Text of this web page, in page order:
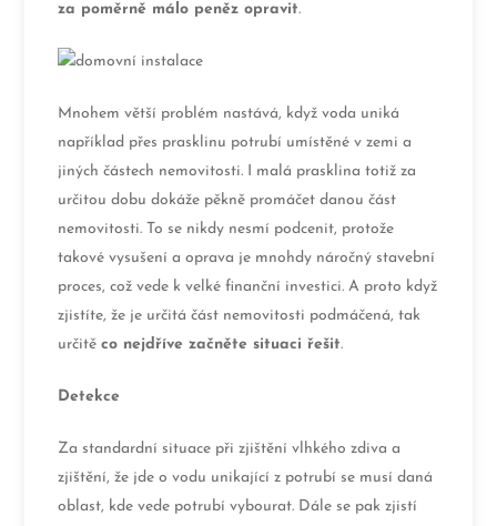
za poměrně málo peněz opravit.
Mnohem větší problém nastává, když voda uniká
například přes prasklinu potrubí umístěné v zemi a
jiných částech nemovitosti. I malá prasklina totiž za
určitou dobu dokáže pěkně promáčet danou část
nemovitosti. To se nikdy nesmí podcenit, protože
takové vysušení a oprava je mnohdy náročný stavební
proces, což vede k velké finanční investici. A proto když
zjistíte, že je určitá část nemovitosti podmáčená, tak
určitěco nejdříve začněte situaci řešit.
Detekce
Za standardní situace při zjištění vlhkého zdiva a
zjištění, že jde o vodu unikající z potrubí se musí daná
oblast, kde vede potrubí vybourat. Dále se pak zjistí